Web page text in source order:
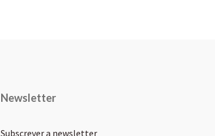
Newsletter
Subscrever a newsletter